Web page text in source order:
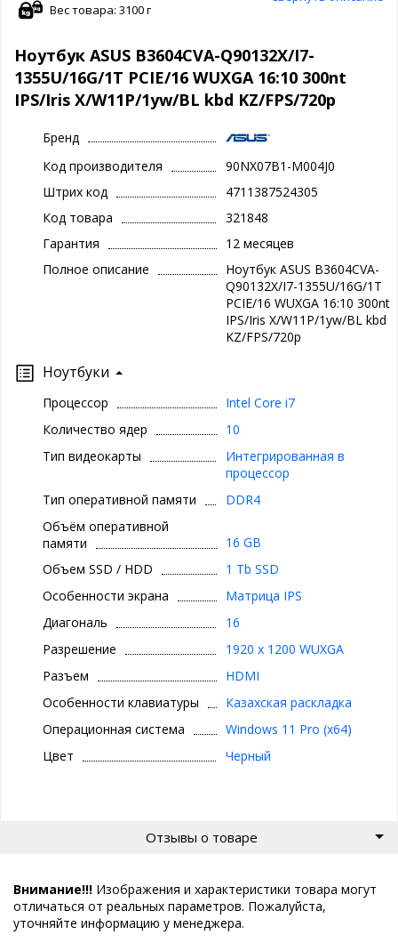
Вес товара: 3100 г
Ноутбук ASUS B3604CVA-Q90132X/I7-
1355U/16G/1T PCIE/16 WUXGA 16:10 300nt
IPS/Iris X/W11P/1yw/BL kbd KZ/FPS/720p
Бренд
Код производителя
90NX07B1-M004J0
Штрих код
4711387524305
Код товара
321848
Гарантия
12 месяцев
Полное описание
Ноутбук ASUS B3604CVA-
Q90132X/I7-1355U/16G/1T
PCIE/16 WUXGA 16:10 300nt
IPS/Iris X/W11P/1yw/BL kbd
KZ/FPS/720p
Ноутбуки
Процессор
Intel Core i7
Количество ядер
10
Тип видеокарты
Интегрированная в
процессор
Тип оперативной памяти
DDR4
Объём оперативной
памяти
16 GB
Объем SSD / HDD
1 Tb SSD
Особенности экрана
Матрица IPS
Диагональ
16
Разрешение
1920 x 1200 WUXGA
Разъем
HDMI
Особенности клавиатуры
Казахская раскладка
Операционная система
Windows 11 Pro (x64)
Цвет
Черный
Отзывы о товаре
Внимание!!! Изображения и характеристики товара могут
отличаться от реальных параметров. Пожалуйста,
уточняйте информацию у менеджера.